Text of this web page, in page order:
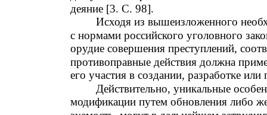
деяние [3. С. 98].
Исходя из вышеизложенного
с нормами российского уголовного
орудие совершения преступлений,
противоправные действия должна
его участия в создании, разработке
Действительно, уникальные
модификации путем обновления либо